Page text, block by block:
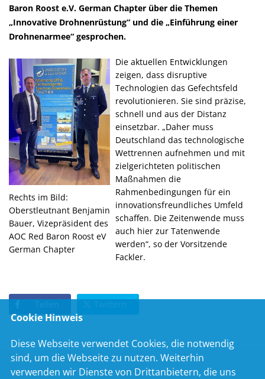
Baron Roost e.V. German Chapter über die Themen
Innovative Drohnenrüstung“ und die „Einführung einer
Drohnenarmee“ gesprochen.
Rechts im Bild:
Oberstleutnant Benjamin
Bauer, Vizepräsident des
AOC Red Baron Roost eV
German Chapter
Die aktuellen Entwicklungen
zeigen, dass disruptive
Technologien das Gefechtsfeld
revolutionieren. Sie sind präzise,
schnell und aus der Distanz
einsetzbar. „Daher muss
Deutschland das technologische
Wettrennen aufnehmen und mit
zielgerichteten politischen
Maßnahmen die
Rahmenbedingungen für ein
innovationsfreundliches Umfeld
schaffen. Die Zeitenwende muss
auch hier zur Tatenwende
werden“, so der Vorsitzende
Fackler.
Twittern
Cookie Hinweis
Diese Webseite verwendet Cookies, die notwendig
sind, um die Webseite zu nutzen. Weiterhin
verwenden wir Dienste von Drittanbietern, die uns